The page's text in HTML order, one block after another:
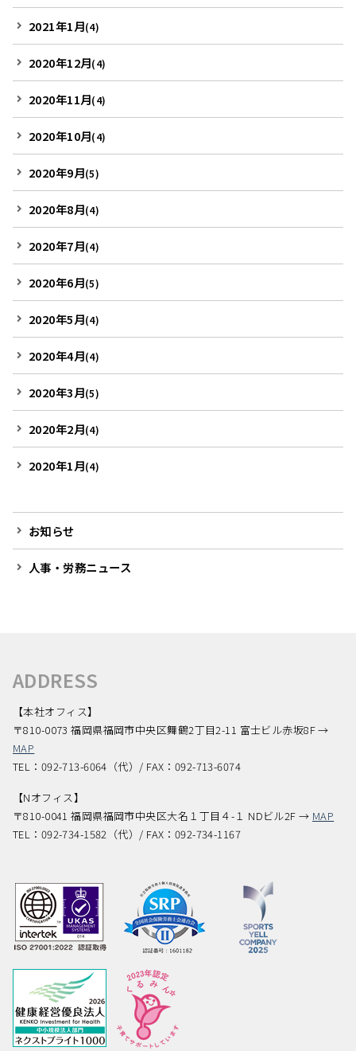
2021年1月(4)
2020年12月(4)
2020年11月(4)
2020年10月(4)
2020年9月(5)
2020年8月(4)
2020年7月(4)
2020年6月(5)
2020年5月(4)
2020年4月(4)
2020年3月(5)
2020年2月(4)
2020年1月(4)
お知らせ
人事・労務ニュース
ADDRESS
【本社オフィス】
〒810-0073 福岡県福岡市中央区舞鶴2丁目2-11 富士ビル赤坂8F →
MAP
TEL：092-713-6064（代）/ FAX：092-713-6074
【Nオフィス】
〒810-0041 福岡県福岡市中央区大名１丁目４-１ NDビル2F → MAP
TEL：092-734-1582（代）/ FAX：092-734-1167